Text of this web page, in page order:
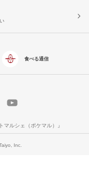
食べる通信
マルシェ（ポケマル）』
Inc.